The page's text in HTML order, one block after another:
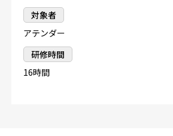
対象者
アテンダー
研修時間
16時間